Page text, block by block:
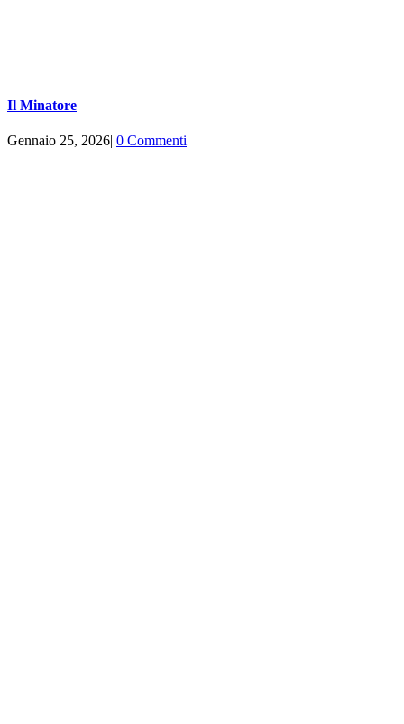
Il Minatore
Gennaio 25, 2026| 0 Commenti